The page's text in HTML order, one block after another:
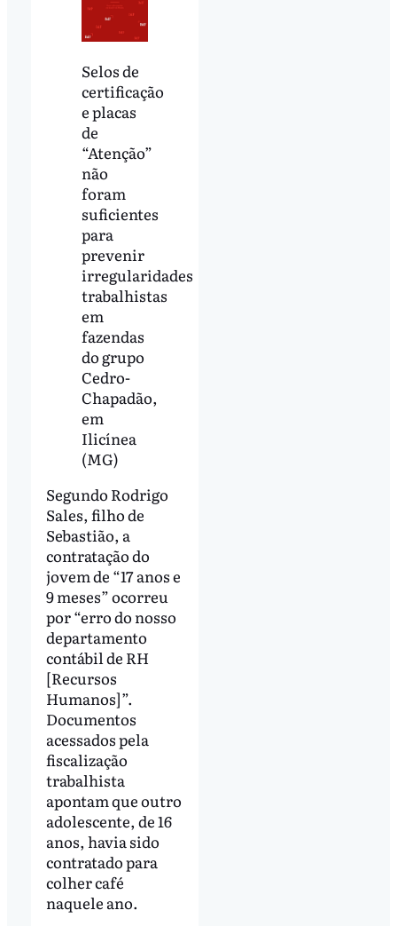
Selos de
certificação
e placas
de
“Atenção”
não
foram
suficientes
para
prevenir
irregularidades
trabalhistas
em
fazendas
do grupo
Cedro-
Chapadão,
em
Ilicínea
(MG)
Segundo Rodrigo
Sales, filho de
Sebastião, a
contratação do
jovem de “17 anos e
9 meses” ocorreu
por “erro do nosso
departamento
contábil de RH
[Recursos
Humanos]”.
Documentos
acessados pela
fiscalização
trabalhista
apontam que outro
adolescente, de 16
anos, havia sido
contratado para
colher café
naquele ano.